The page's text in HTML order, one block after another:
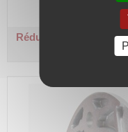
Prix :
Réducteur roue et vis
63 -